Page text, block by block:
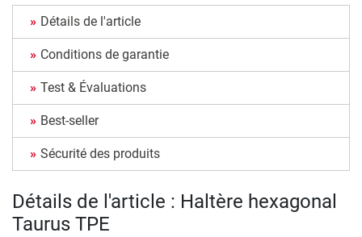
Détails de l'article
Conditions de garantie
Test & Évaluations
Best-seller
Sécurité des produits
Détails de l'article : Haltère hexagonal
Taurus TPE